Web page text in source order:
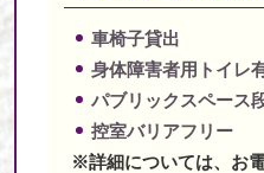
車椅子貸出
身体障害者用トイレ
パブリックスペース
控室バリアフリー
※詳細については、お